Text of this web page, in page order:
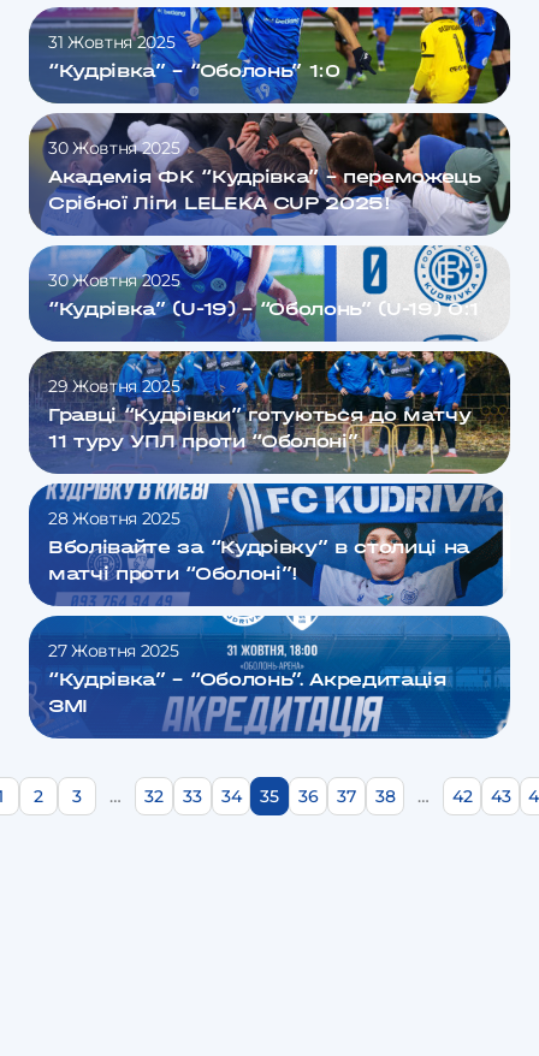
31 Жовтня 2025
“Кудрівка” – “Оболонь” 1:0
30 Жовтня 2025
Академія ФК “Кудрівка” – переможець
Срібної Ліги LELEKA CUP 2025!
30 Жовтня 2025
“Кудрівка” (U-19) – “Оболонь” (U-19) 0:1
29 Жовтня 2025
Гравці “Кудрівки” готуються до матчу
11 туру УПЛ проти “Оболоні”
28 Жовтня 2025
Вболівайте за “Кудрівку” в столиці на
матчі проти “Оболоні”!
27 Жовтня 2025
“Кудрівка” – “Оболонь”. Акредитація
ЗМІ
2 3 … 32 33 34 35 36 37 38 … 42 43